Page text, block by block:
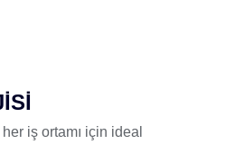
iş ortamı için ideal